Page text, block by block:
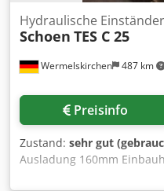
Wermelskirchen 487 km
Hydraulische
Schoen TES C 25
Preisinfo
Zustand: sehr gut
Ausladung 160mm
650x650mm Stösselfläche